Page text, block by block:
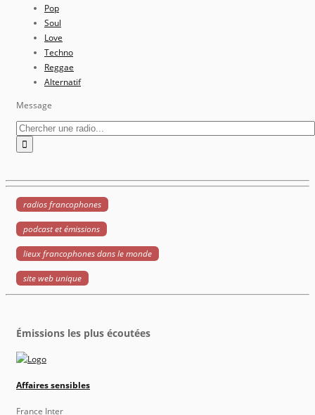
Pop
Soul
Love
Techno
Reggae
Alternatif
Message
radios francophones
podcast et émissions
lieux francophones dans le monde
site web unique
Émissions les plus écoutées
Affaires sensibles
France Inter